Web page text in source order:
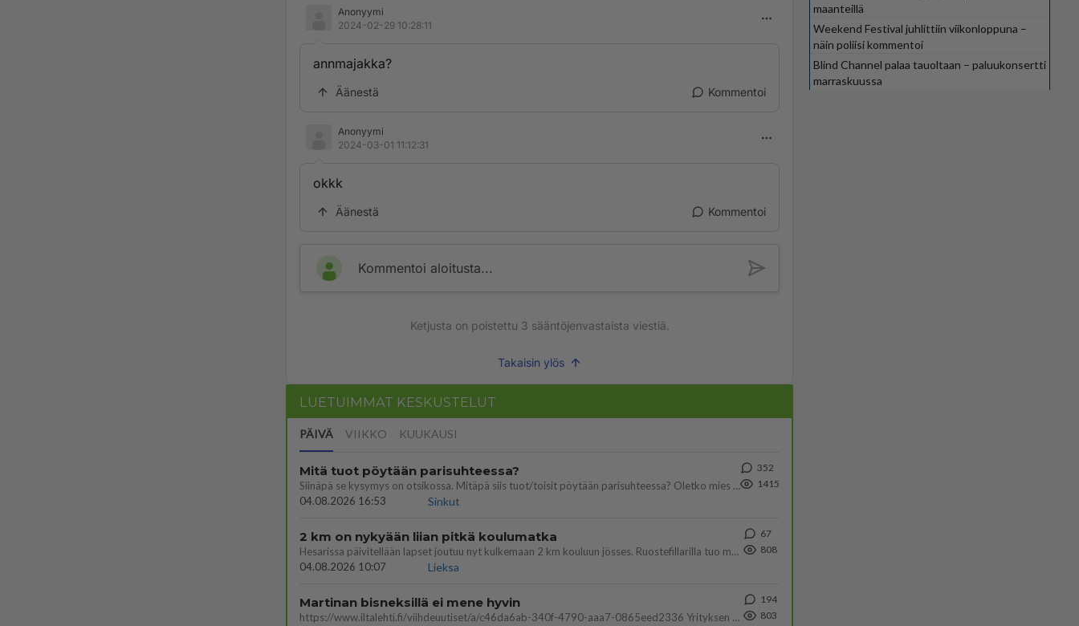
Anonyymi
2024-02-29 10:28:11
annmajakka?
Äänestä Kommentoi
Anonyymi
2024-03-01 11:12:31
okkk
Äänestä Kommentoi
Kommentoi aloitusta...
Ketjusta on poistettu 3 sääntöjenvastaista viestiä.
Takaisin ylös
LUETUIMMAT KESKUSTELUT
PÄIVÄ VIIKKO KUUKAUSI
Mitä tuot pöytään parisuhteessa?
Siinäpä se kysymys on otsikossa. Mitäpä siis tuot/toisit pöytään parisuhteessa? Oletko mies vai nainen? Koetko sen mitä
04.08.2026 16:53
Sinkut
352
1415
2 km on nykyään liian pitkä koulumatka
Hesarissa päivitellään lapset joutuu nyt kulkemaan 2 km kouluun jösses. Ruostefillarilla tuo matka menee vaikka miten äk
04.08.2026 10:07
Lieksa
67
808
Martinan bisneksillä ei mene hyvin
https://www.iltalehti.fi/viihdeuutiset/a/c46da6ab-340f-4790-aaa7-0865eed2336 Yrityksen konkurssihakemus on tullut kärä
194
803
maanteillä
Weekend Festival juhlittiin viikonloppuna –
näin poliisi kommentoi
Blind Channel palaa tauoltaan – paluukonsertti
marraskuussa